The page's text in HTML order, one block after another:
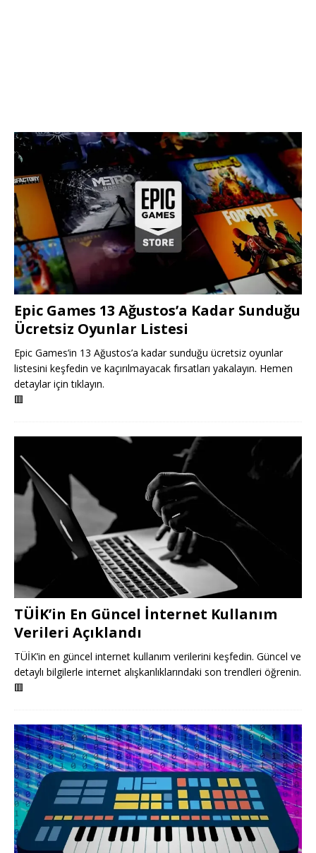
Epic Games 13 Ağustos’a Kadar Sunduğu
Ücretsiz Oyunlar Listesi
Epic Games’in 13 Ağustos’a kadar sunduğu ücretsiz oyunlar
listesini keşfedin ve kaçırılmayacak fırsatları yakalayın. Hemen
detaylar için tıklayın.
🟥
TÜİK’in En Güncel İnternet Kullanım
Verileri Açıklandı
TÜİK’in en güncel internet kullanım verilerini keşfedin. Güncel ve
detaylı bilgilerle internet alışkanlıklarındaki son trendleri öğrenin.
🟥